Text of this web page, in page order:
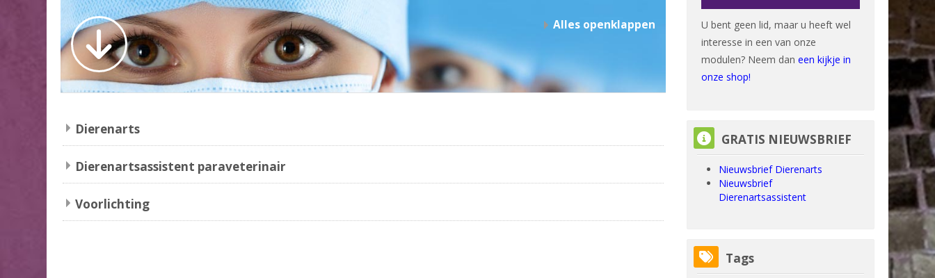
Alles openklappen
Dierenarts
Dierenartsassistent paraveterinair
Voorlichting
U bent geen lid, maar u heeft wel
interesse in een van onze
modulen? Neem dan een kijkje in
onze shop!
GRATIS NIEUWSBRIEF overslaan
GRATIS NIEUWSBRIEF
Nieuwsbrief Dierenarts
Nieuwsbrief
Dierenartsassistent
Tags overslaan
Tags